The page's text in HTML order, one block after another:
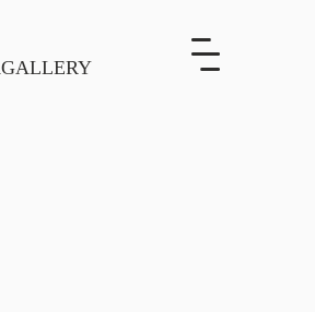
GALLERY